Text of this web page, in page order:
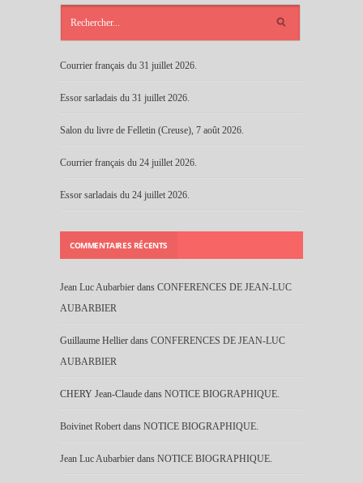
Courrier français du 31 juillet 2026.
Essor sarladais du 31 juillet 2026.
Salon du livre de Felletin (Creuse), 7 août 2026.
Courrier français du 24 juillet 2026.
Essor sarladais du 24 juillet 2026.
COMMENTAIRES RÉCENTS
Jean Luc Aubarbier dans CONFERENCES DE JEAN-LUC
AUBARBIER
Guillaume Hellier dans CONFERENCES DE JEAN-LUC
AUBARBIER
CHERY Jean-Claude dans NOTICE BIOGRAPHIQUE.
Boivinet Robert dans NOTICE BIOGRAPHIQUE.
Jean Luc Aubarbier dans NOTICE BIOGRAPHIQUE.